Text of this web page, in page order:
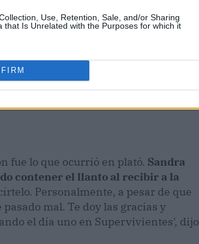
Use, Retention, Sale, and/or Sharing
that Is Unrelated with the Purposes for which it
fue lo que ocurrió en plató. Sandra
contener el llanto al recibir a la
Personalmente, a pesar de que
mal. Te doy las gracias y
el día uno en Supervivientes', dijo